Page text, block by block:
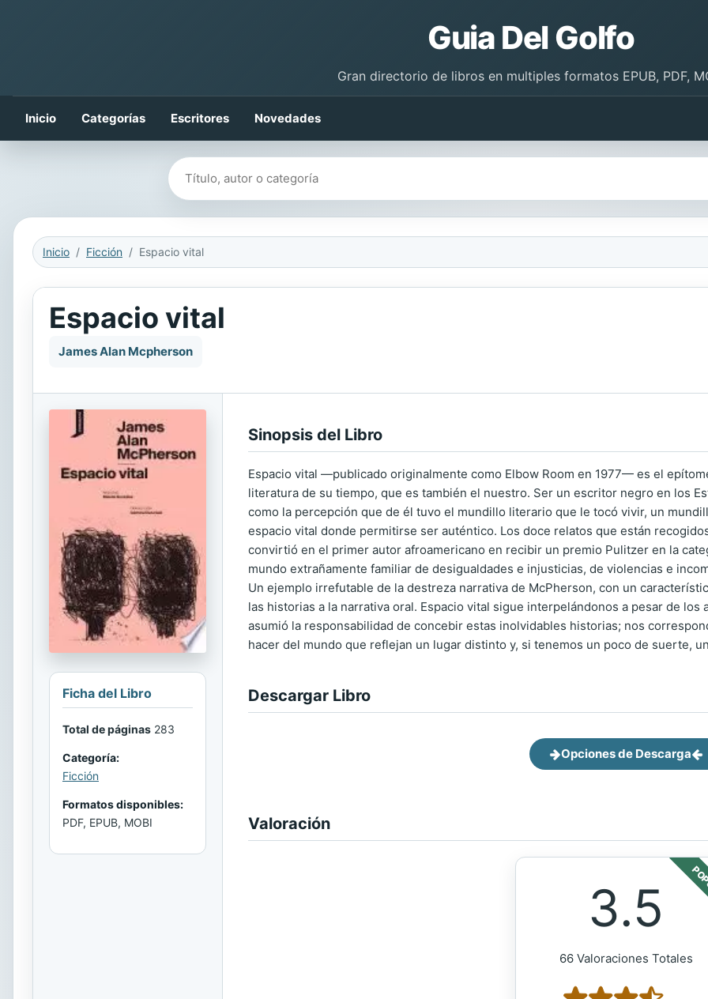
Guia Del Golfo
Gran directorio de libros en multiples formatos EPUB, PDF,
Inicio Categorías Escritores Novedades
Buscar libros
Inicio Ficción Espacio vital
Espacio vital
James Alan Mcpherson
Ficha del Libro
Total de páginas 283
Categoría:
Ficción
Formatos disponibles:
PDF, EPUB, MOBI
Sinopsis del Libro
Espacio vital —publicado originalmente como Elbow Room en 1977— es el
literatura de su tiempo, que es también el nuestro. Ser un escritor negro en los
como la percepción que de él tuvo el mundillo literario que le tocó vivir, un
espacio vital donde permitirse ser auténtico. Los doce relatos que están
convirtió en el primer autor afroamericano en recibir un premio Pulitzer en la
mundo extrañamente familiar de desigualdades e injusticias, de violencias e
Un ejemplo irrefutable de la destreza narrativa de McPherson, con un
las historias a la narrativa oral. Espacio vital sigue interpelándonos a pesar de
asumió la responsabilidad de concebir estas inolvidables historias; nos
hacer del mundo que reflejan un lugar distinto y, si tenemos un poco de suerte,
Descargar Libro
Opciones de Descarga
Valoración
3.5
66 Valoraciones Totales